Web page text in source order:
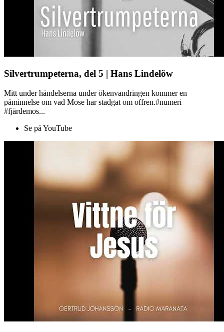
Silvertrumpeterna, del 5 | Hans Lindelöw
Mitt under händelserna under ökenvandringen kommer en
påminnelse om vad Mose har stadgat om offren.#numeri
#fjärdemos...
Se på YouTube